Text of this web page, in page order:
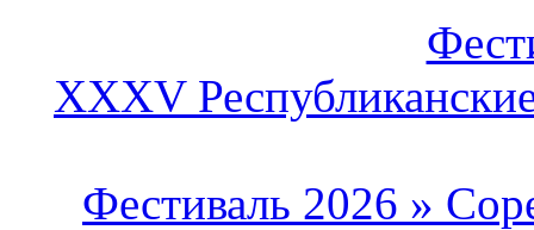
XXXV
Фестиваль 2026 »